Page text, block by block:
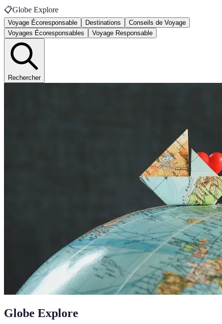
📋Globe Explore
Voyage Écoresponsable Destinations
Conseils de Voyage
Voyages Écoresponsables
Voyage Responsable
Rechercher
Globe Explore